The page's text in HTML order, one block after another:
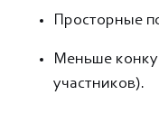
Просторные
Меньше
участников).